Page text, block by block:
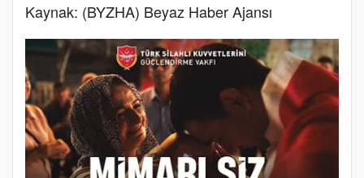
Kaynak: (BYZHA) Beyaz Haber Ajansı